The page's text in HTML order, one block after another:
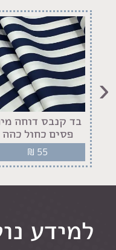
בד קנבס דוחה
פסים כחול כהה
₪ 55
‹
למידע